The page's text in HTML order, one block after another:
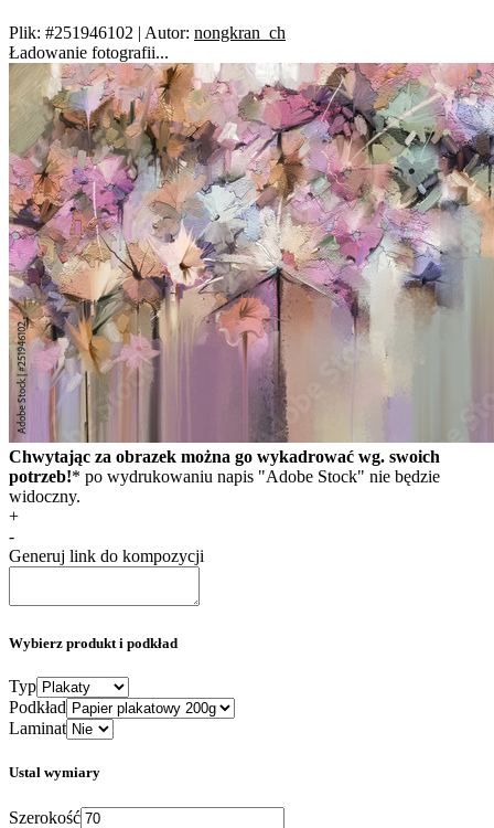
Plik: #251946102 | Autor: nongkran_ch
Ładowanie fotografii...
Chwytając za obrazek można go wykadrować wg. swoich
potrzeb!* po wydrukowaniu napis "Adobe Stock" nie będzie
widoczny.
+
-
Generuj link do kompozycji
Wybierz produkt i podkład
Typ
Podkład
Laminat
Ustal wymiary
Szerokość